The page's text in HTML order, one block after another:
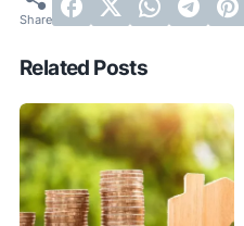
Related Posts